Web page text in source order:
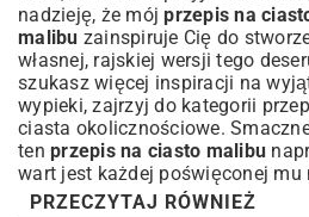
nadzieję, że mójprzepis na
malibu zainspiruje Cię do
własnej, rajskiej wersji tego
szukasz więcej inspiracji na
wypieki, zajrzyj do kategorii
ciasta okolicznościowe.
ten przepis na ciasto malibu
wart jest każdej poświęconej mu
PRZECZYTAJ RÓWNIEŻ